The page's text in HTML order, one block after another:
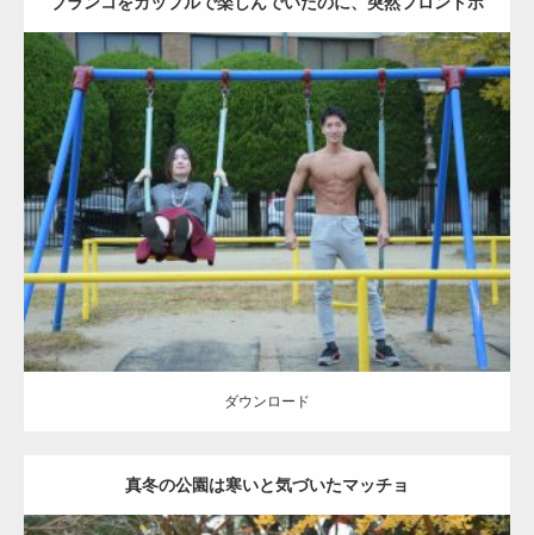
ーズをするマッチョ
Update: 2021.07.6
Category:公園のマッチョ その他 AKIHITO(細マッチョ) 腹筋 大胸筋
ダウンロード
ダウンロード
真冬の公園は寒いと気づいたマッチョ